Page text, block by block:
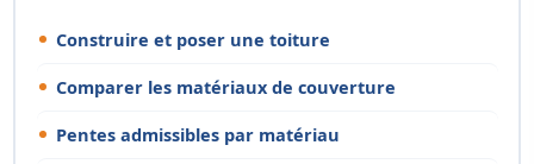
Construire et poser une toiture
Comparer les matériaux de couverture
Pentes admissibles par matériau